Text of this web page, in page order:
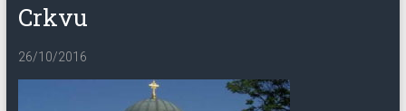
Crkvu
26/10/2016